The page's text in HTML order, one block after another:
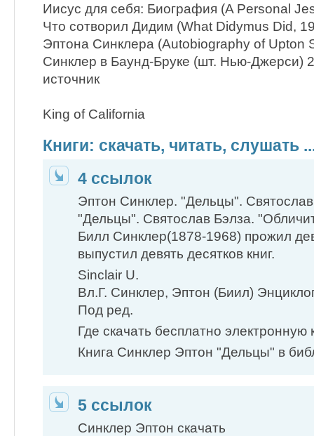
Иисус для себя: Биография (A Personal
Что сотворил Дидим (What Didymus Did,
Эптона Синклера (Autobiography of Upton
Синклер в Баунд-Бруке (шт. Нью-Джерси)
источник
King of California
Книги: скачать, ​читать, слушать
4 ссылок
Эптон Синклер. "Дельцы".
"Дельцы". Святослав Бэлза.
Билл Синклер​(1878-1968) прожил
выпустил девять десятков ​книг.
Sinclair U.
Вл.Г. Синклер, Эптон (Биил)
Под ред.
Где скачать бесплатно электронную
Книга Синклер Эптон "Дельцы" в
5 ссылок
Синклер Эптон скачать